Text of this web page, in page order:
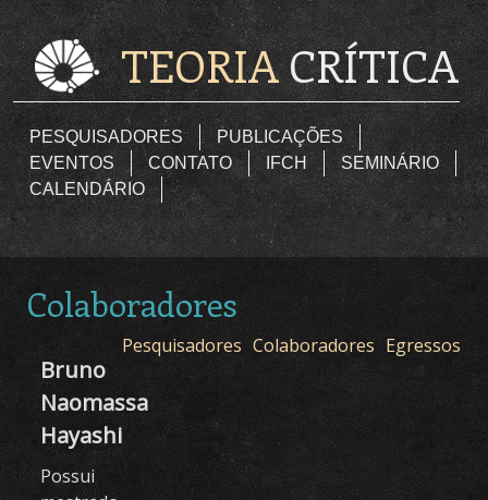
Pular para o conteúdo principal
TEORIA CRÍTICA
Principal
PESQUISADORES
PUBLICAÇÕES
EVENTOS
CONTATO IFCH
SEMINÁRIO
CALENDÁRIO
Colaboradores
Egressos
Colaboradores
Pesquisadores
Bruno
Naomassa
Hayashi
Possui